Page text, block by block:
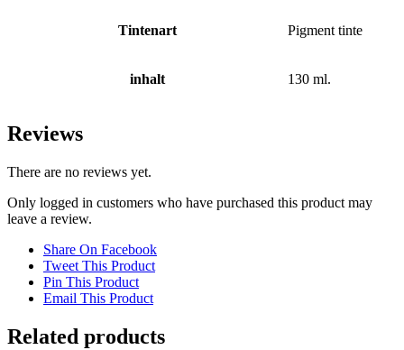
Tintenart Pigment tinte
inhalt 130 ml.
Reviews
There are no reviews yet.
Only logged in customers who have purchased this product may
leave a review.
Share On Facebook
Tweet This Product
Pin This Product
Email This Product
Related products